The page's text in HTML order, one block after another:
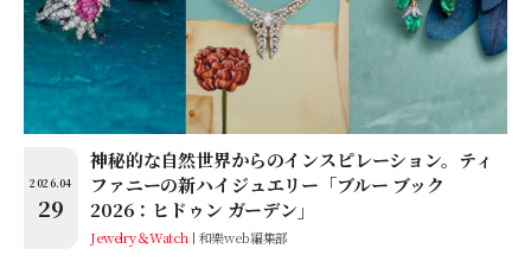
2026.04
29
神秘的な自然世界からのインスピレーション。ティ
ファニーの新ハイジュエリー「ブルー ブック
2026：ヒドゥン ガーデン」
Jewelry＆Watch 和樂web編集部